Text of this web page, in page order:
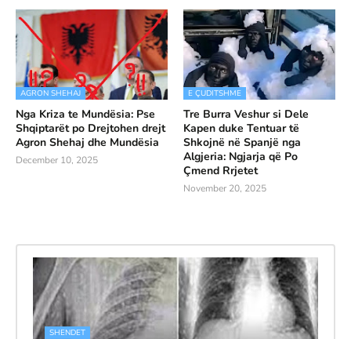
AGRON SHEHAJ
Nga Kriza te Mundësia: Pse
Shqiptarët po Drejtohen drejt
Agron Shehaj dhe Mundësia
December 10, 2025
E ÇUDITSHME
Tre Burra Veshur si Dele
Kapen duke Tentuar të
Shkojnë në Spanjë nga
Algjeria: Ngjarja që Po
Çmend Rrjetet
November 20, 2025
SHENDET